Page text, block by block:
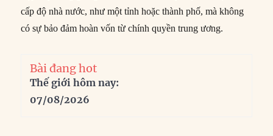
cấp độ nhà nước, như một tỉnh hoặc thành phố, mà không
có sự bảo đảm hoàn vốn từ chính quyền trung ương.
Bài đang hot
Thế giới hôm nay:
07/08/2026